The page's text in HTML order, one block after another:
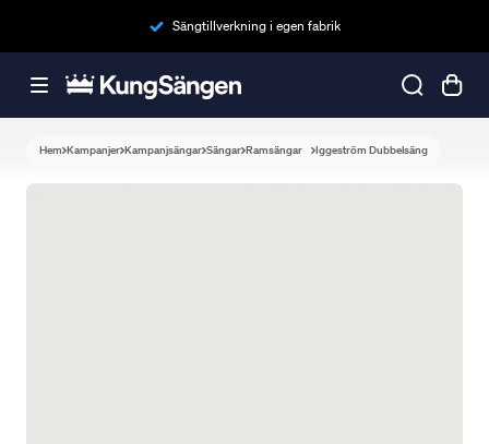
Sängtillverkning i egen fabrik
Hem Kampanjer Kampanjsängar Sängar Ramsängar Iggeström Dubbelsäng